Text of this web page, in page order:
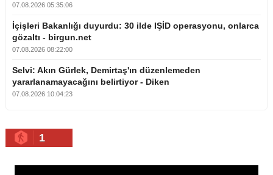
07.08.2026 05:35:06
İçişleri Bakanlığı duyurdu: 30 ilde IŞİD operasyonu, onlarca
gözaltı - birgun.net
07.08.2026 08:22:00
Selvi: Akın Gürlek, Demirtaş'ın düzenlemeden
yararlanamayacağını belirtiyor - Diken
07.08.2026 10:04:23
1